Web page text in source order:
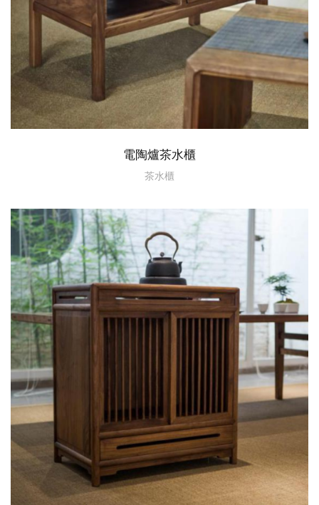
電陶爐茶水櫃
茶水櫃